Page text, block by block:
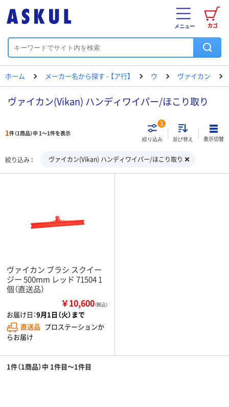
カゴ
メニュー
ホーム メーカー名から探す - 【ア行】 ウ ヴァイカン
ヴァイカン(Vikan) ハンディワイパー/ほこり取り
1件（1商品）中 1～1件を表示
絞り込み
1
並び替え 表示切替
絞り込み ヴァイカン(Vikan) ハンディワイパー/ほこり取り
ヴァイカン ブラシ スクイー
ジー 500mm レッド 71504 1
個（直送品）
￥10,600（税込）
お届け日：9月1日（火）まで
直送品 プロステーションか
らお届け
1件（1商品）中 1件目～1件目